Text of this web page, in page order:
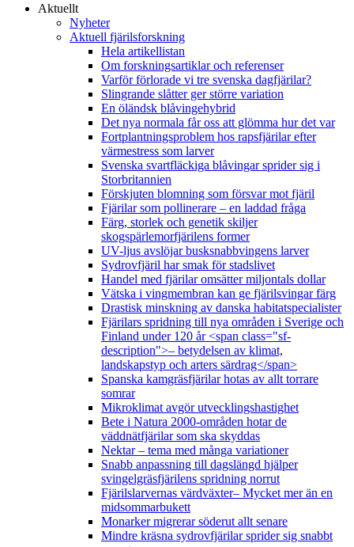
Aktuellt
Nyheter
Aktuell fjärilsforskning
Hela artikellistan
Om forskningsartiklar och referenser
Varför förlorade vi tre svenska dagfjärilar?
Slingrande slåtter ger större variation
En öländsk blåvingehybrid
Det nya normala får oss att glömma hur det var
Fortplantningsproblem hos rapsfjärilar efter
värmestress som larver
Svenska svartfläckiga blåvingar sprider sig i
Storbritannien
Förskjuten blomning som försvar mot fjäril
Fjärilar som pollinerare – en laddad fråga
Färg, storlek och genetik skiljer
skogspärlemorfjärilens former
UV-ljus avslöjar busksnabbvingens larver
Sydrovfjäril har smak för stadslivet
Handel med fjärilar omsätter miljontals dollar
Vätska i vingmembran kan ge fjärilsvingar färg
Drastisk minskning av danska habitatspecialister
Fjärilars spridning till nya områden i Sverige och
Finland under 120 år <span class="sf-
description">– betydelsen av klimat,
landskapstyp och arters särdrag</span>
Spanska kamgräsfjärilar hotas av allt torrare
somrar
Mikroklimat avgör utvecklingshastighet
Bete i Natura 2000-områden hotar de
väddnätfjärilar som ska skyddas
Nektar – tema med många variationer
Snabb anpassning till dagslängd hjälper
svingelgräsfjärilens spridning norrut
Fjärilslarvernas värdväxter– Mycket mer än en
midsommarbukett
Monarker migrerar söderut allt senare
Mindre kräsna sydrovfjärilar sprider sig snabbt